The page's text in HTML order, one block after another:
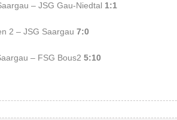
– JSG Gau-Niedtal 1:1
2 – JSG Saargau 7:0
– FSG Bous2 5:10